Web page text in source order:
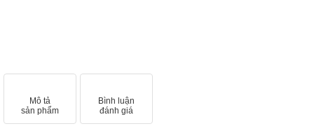
Mô tả
sản phẩm
Bình luận
đánh giá